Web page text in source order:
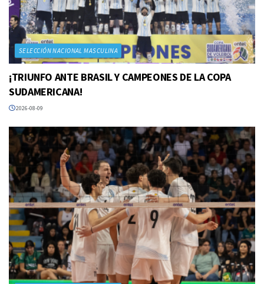
SELECCIÓN NACIONAL MASCULINA
¡TRIUNFO ANTE BRASIL Y CAMPEONES DE LA COPA
SUDAMERICANA!
2026-08-09